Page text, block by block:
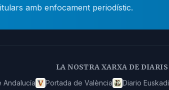
amb enfocament periodístic.
LA NOSTRA XARXA DE DIARIS
Andalucía Portada de València Diario Euskadi